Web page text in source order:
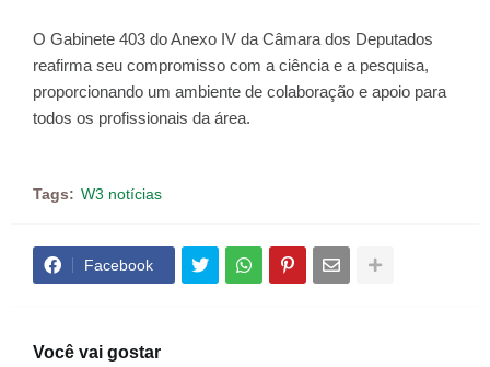
O Gabinete 403 do Anexo IV da Câmara dos Deputados
reafirma seu compromisso com a ciência e a pesquisa,
proporcionando um ambiente de colaboração e apoio para
todos os profissionais da área.
Tags: W3 notícias
Facebook
Você vai gostar